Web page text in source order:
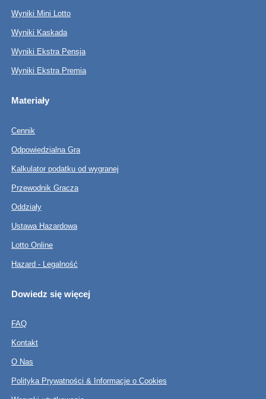
Wyniki Mini Lotto
Wyniki Kaskada
Wyniki Ekstra Pensja
Wyniki Ekstra Premia
Materiały
Cennik
Odpowiedzialna Gra
Kalkulator podatku od wygranej
Przewodnik Gracza
Oddziały
Ustawa Hazardowa
Lotto Online
Hazard - Legalność
Dowiedz się więcej
FAQ
Kontakt
O Nas
Polityka Prywatności & Informacje o Cookies